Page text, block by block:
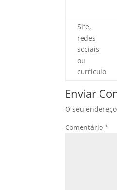
Site,
redes
sociais
ou
currículo
Enviar
O seu
Comentário*